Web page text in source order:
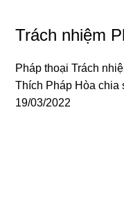
Trách nhiệm
Pháp thoại Trách
Thích Pháp Hòa chia
19/03/2022